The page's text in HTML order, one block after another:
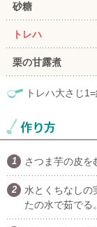
砂糖
トレハ
栗の甘露煮
トレハ大さじ
さつま芋の皮を
水とくちなし
たの水で茹でる